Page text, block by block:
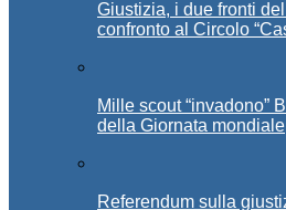
Giustizia, i due fronti
confronto al Circolo
Mille scout “invadono”
della Giornata mondiale
Referendum sulla